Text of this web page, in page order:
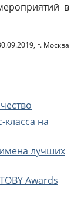
в
г. Москва
на
имена лучших
Awards